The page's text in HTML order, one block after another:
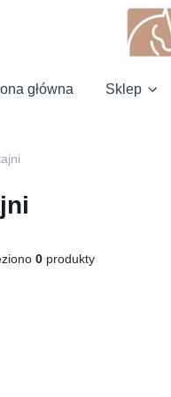
główna Sklep
0produkty